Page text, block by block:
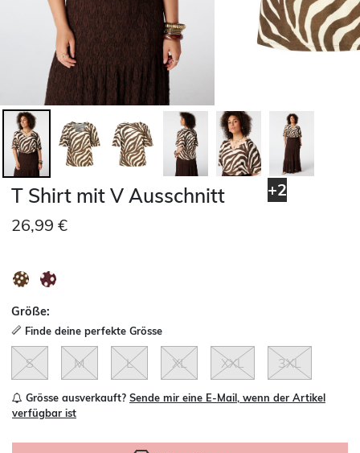
+2
T Shirt mit V Ausschnitt
26,99 €
Größe:
Finde deine perfekte Grösse
S M L XL XXL 3XL
Grösse ausverkauft? Sende mir eine E-Mail, wenn der Artikel
verfügbar ist